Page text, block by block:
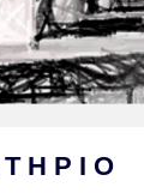
Η Ρ Ι Ο